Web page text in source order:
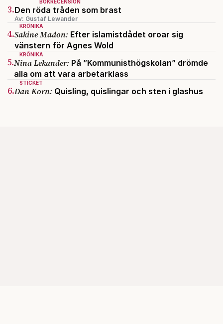
BOKRECENSION
3.Den röda tråden som brast
Av: Gustaf Lewander
KRÖNIKA
4.Sakine Madon: Efter islamistdådet oroar sig
vänstern för Agnes Wold
KRÖNIKA
5.Nina Lekander: På ”Kommunisthögskolan” drömde
alla om att vara arbetarklass
STICKET
6.Dan Korn: Quisling, quislingar och sten i glashus